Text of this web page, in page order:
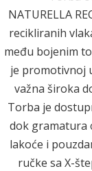
NATURELLA
recikliranih
među bojenim
je promotivnoj
važna široka
Torba je
dok gramatura
lakoće i
ručke sa X-